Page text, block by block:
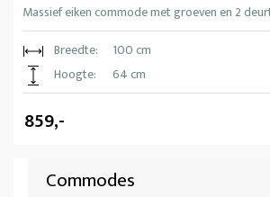
Massief eiken commode met groeven en 2
Breedte:
100 cm
Hoogte:
64 cm
859,-
Commodes